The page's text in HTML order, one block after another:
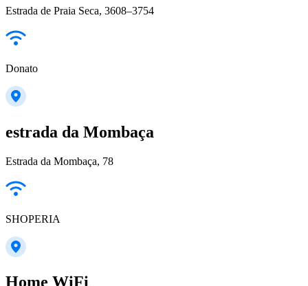
Estrada de Praia Seca, 3608–3754
Donato
estrada da Mombaça
Estrada da Mombaça, 78
SHOPERIA
Home WiFi